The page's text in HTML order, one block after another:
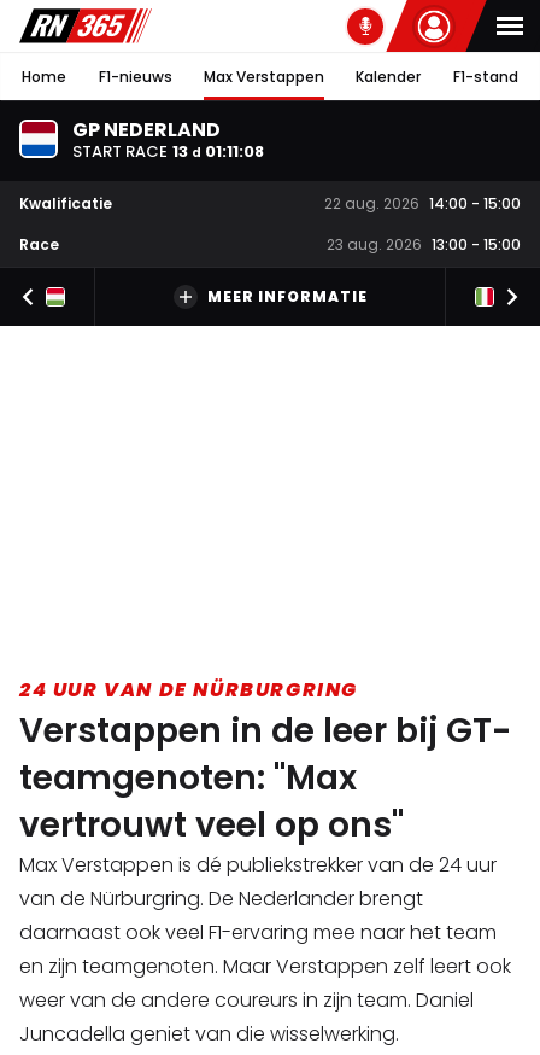
Home F1-nieuws Max Verstappen Kalender F1-stand
GP NEDERLAND
START RACE 13 d 01:11:07
Kwalificatie 22 aug. 2026 14:00 - 15:00
Race
23 aug. 2026 13:00 - 15:00
MEER INFORMATIE
24 UUR VAN DE NÜRBURGRING
Verstappen in de leer bij GT-
teamgenoten: "Max
vertrouwt veel op ons"
Max Verstappen is dé publiekstrekker van de 24 uur
van de Nürburgring. De Nederlander brengt
daarnaast ook veel F1-ervaring mee naar het team
en zijn teamgenoten. Maar Verstappen zelf leert ook
weer van de andere coureurs in zijn team. Daniel
Juncadella geniet van die wisselwerking.